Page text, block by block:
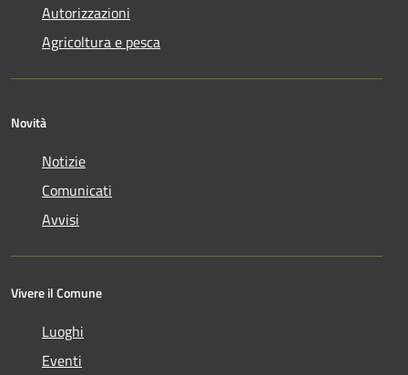
Autorizzazioni
Agricoltura e pesca
Novità
Notizie
Comunicati
Avvisi
Vivere il Comune
Luoghi
Eventi